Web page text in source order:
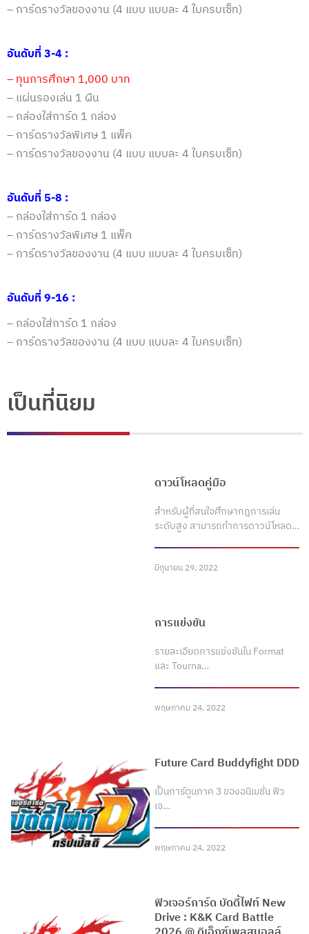
– การ์ดรางวัลของงาน (4 แบบ แบบละ 4 ใบครบเซ็ท)
อันดับที่ 3-4:
– ทุนการศึกษา 1,000 บาท
– แผ่นรองเล่น 1 ผืน
–กล่องใส่การ์ด 1 กล่อง
– การ์ดรางวัลพิเศษ 1 แพ็ค
– การ์ดรางวัลของงาน (4 แบบ แบบละ 4 ใบครบเซ็ท)
อันดับที่ 5-8 :
–กล่องใส่การ์ด 1 กล่อง
– การ์ดรางวัลพิเศษ 1 แพ็ค
– การ์ดรางวัลของงาน (4 แบบ แบบละ 4 ใบครบเซ็ท)
อันดับที่ 9-16 :
–กล่องใส่การ์ด 1 กล่อง
– การ์ดรางวัลของงาน (4 แบบ แบบละ 4 ใบครบเซ็ท)
เป็นที่นิยม
ดาวน์โหลดคู่มือ
สำหรับผู้ที่สนใจศึกษากฎการเล่น
ระดับสูง สามารถทำการดาวน์โหลด…
มิถุนายน 29, 2022
การแข่งขัน
รายละเอียดการแข่งขันใน Format
และ Tourna…
พฤษภาคม 24, 2022
Future Card Buddyfight DDD
เป็นการ์ตูนภาค 3 ของอนิเมชั่น ฟิว
เจ…
พฤษภาคม 24, 2022
ฟิวเจอร์การ์ด บัดดี้ไฟท์ New
Drive : K&K Card Battle